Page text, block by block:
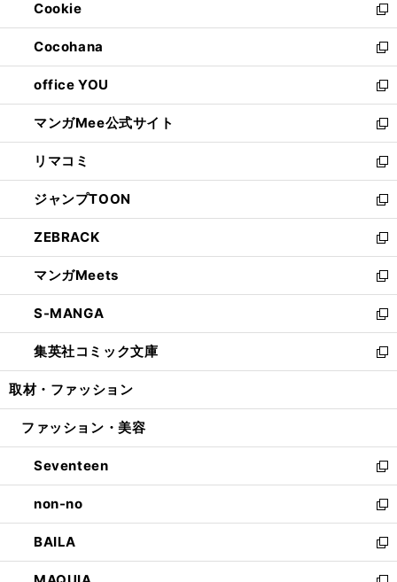
く
で
開
く
ド
ウ
で
開
く
ィ
ン
ド
ウ
で
開
く
Cookie
新
し
い
ウ
ィ
ン
ド
ウ
で
開
く
Cocohana
新
し
い
ウ
ィ
ン
ド
ウ
で
開
く
office YOU
新
し
い
ウ
ィ
ン
ド
ウ
で
開
く
マンガMee公式サイト
新
し
い
ウ
ィ
ン
ド
ウ
で
開
く
リマコミ
新
し
い
ウ
ィ
ン
ド
ウ
で
開
く
ジャンプTOON
新
し
い
ウ
ィ
ン
ド
ウ
で
開
ZEBRACK
新
し
い
ウ
ィ
ン
ド
ウ
開
マンガMeets
新
し
い
ウ
ィ
ン
ウ
開
く
S-MANGA
新
し
い
ウ
ン
ウ
で
開
く
集英社コミック文庫
新
し
ウ
ン
ド
ウ
で
開
く
取材・ファッション
ファッション・美容
Seventeen
新
し
い
ウ
ィ
ン
non-no
新
し
い
ウ
BAILA
新
し